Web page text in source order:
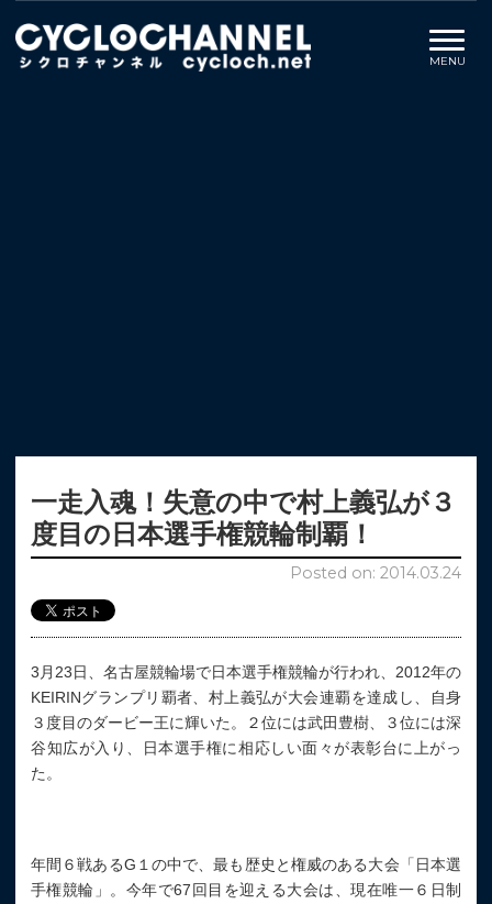
一走入魂！失意の中で村上義弘が３
度目の日本選手権競輪制覇！
Posted on: 2014.03.24
3月23日、名古屋競輪場で日本選手権競輪が行われ、2012年の
KEIRINグランプリ覇者、村上義弘が大会連覇を達成し、自身
３度目のダービー王に輝いた。２位には武田豊樹、３位には深
谷知広が入り、日本選手権に相応しい面々が表彰台に上がっ
た。
年間６戦あるG１の中で、最も歴史と権威のある大会「日本選
手権競輪」。今年で67回目を迎える大会は、現在唯一６日制